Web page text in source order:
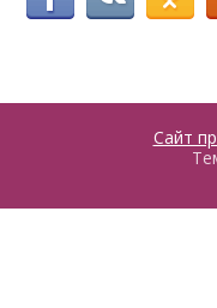
Сайт